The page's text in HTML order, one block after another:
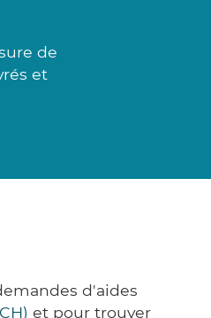
de
et
d'aides
et pour trouver